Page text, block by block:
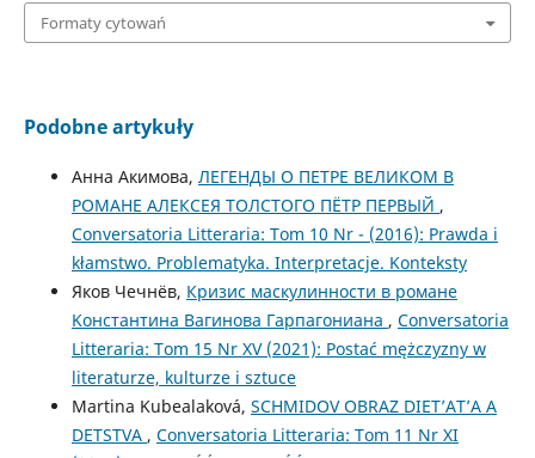
Formaty cytowań
Podobne artykuły
Анна Акимова, ЛЕГЕНДЫ О ПЕТРЕ ВЕЛИКОМ В
РОМАНЕ АЛЕКСЕЯ ТОЛСТОГО ПЁТР ПЕРВЫЙ ,
Conversatoria Litteraria: Tom 10 Nr - (2016): Prawda i
kłamstwo. Problematyka. Interpretacje. Konteksty
Яков Чечнёв, Кризис маскулинности в романе
Kонстантина Вагинова Гарпагониана , Conversatoria
Litteraria: Tom 15 Nr XV (2021): Postać mężczyzny w
literaturze, kulturze i sztuce
Martina Kubealaková, SCHMIDOV OBRAZ DIET’AT’A A
DETSTVA , Conversatoria Litteraria: Tom 11 Nr XI